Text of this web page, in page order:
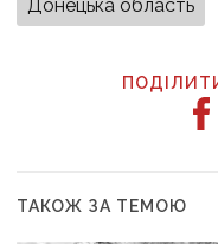
Донецька область
ТАКОЖ ЗА ТЕМОЮ